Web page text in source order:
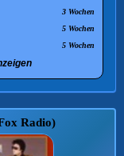
3 Wochen
5 Wochen
5 Wochen
Radio)